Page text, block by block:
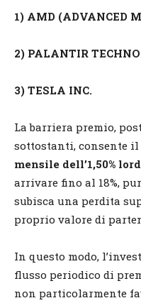
1) AMD (ADVANCED
2) PALANTIR
3) TESLA INC.
La barriera premio,
sottostanti, consente
mensile dell’1,50%
arrivare fino al 18%,
subisca una perdita
proprio valore di
In questo modo,
flusso periodico di
non particolarmente